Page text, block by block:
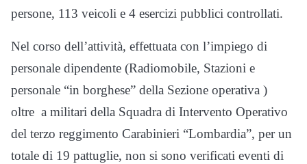
persone, 113 veicoli e 4 esercizi pubblici controllati.
Nel corso dell’attività, effettuata con l’impiego di
personale dipendente (Radiomobile, Stazioni e
personale “in borghese” della Sezione operativa )
oltre a militari della Squadra di Intervento Operativo
del terzo reggimento Carabinieri “Lombardia”, per un
totale di 19 pattuglie, non si sono verificati eventi di